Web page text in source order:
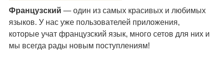
Французский — один из самых красивых и любимых
языков. У нас уже пользователей приложения,
которые учат французский язык, много сетов для них и
мы всегда рады новым поступлениям!